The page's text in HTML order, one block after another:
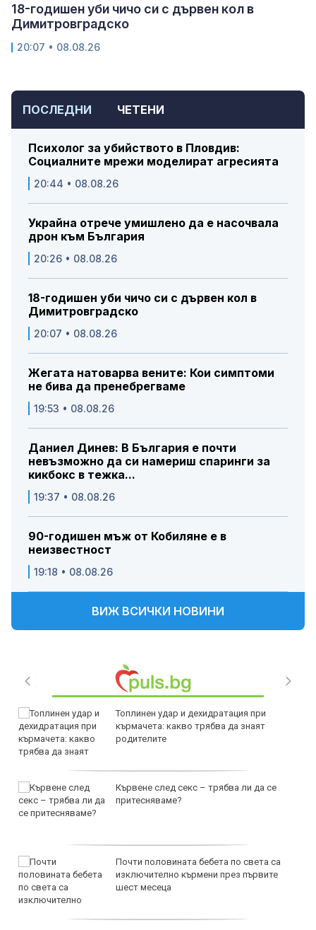
ПОСЛЕДНИ ЧЕТЕНИ
Психолог за убийството в Пловдив:
Социалните мрежи моделират агресията
20:44 • 08.08.26
Украйна отрече умишлено да е насочвала
дрон към България
20:26 • 08.08.26
18-годишен уби чичо си с дървен кол в
Димитровградско
20:07 • 08.08.26
Жегата натоварва вените: Кои симптоми
не бива да пренебрегваме
19:53 • 08.08.26
Даниел Динев: В България е почти
невъзможно да си намериш спаринги за
кикбокс в тежка...
19:37 • 08.08.26
90-годишен мъж от Кобиляне е в
неизвестност
19:18 • 08.08.26
ВИЖ ВСИЧКИ НОВИНИ
Топлинен удар и дехидратация при
кърмачета: какво трябва да знаят
родителите
Кървене след секс – трябва ли да се
притесняваме?
Почти половината бебета по света са
изключително кърмени през първите
шест месеца
18-годишен уби чичо си с дървен кол в
Димитровградско
20:07 • 08.08.26